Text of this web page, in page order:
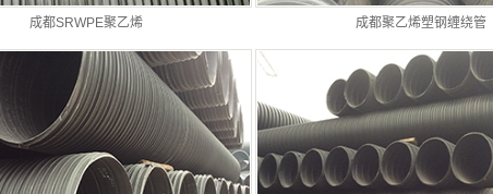
成都SRWPE聚乙烯 成都聚乙烯塑钢缠绕管